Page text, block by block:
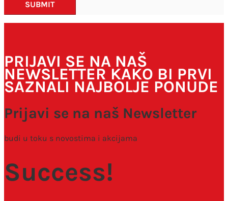
SUBMIT
PRIJAVI SE NA NAŠ
NEWSLETTER KAKO BI PRVI
SAZNALI NAJBOLJE PONUDE
Prijavi se na naš Newsletter
budi u toku s novostima i akcijama
Success!